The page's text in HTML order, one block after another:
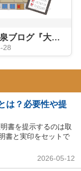
営業久泉ブログ『大家さんへの道③（インプット セミナー編）』
28
は？必要性や提
書を提示するのは取
書と実印をセットで
2026-05-12